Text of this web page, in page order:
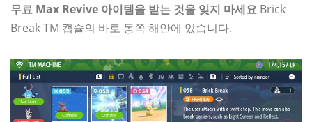
무료 Max Revive 아이템을 받는 것을 잊지 마세요 Brick
Break TM 캡슐의 바로 동쪽 해안에 있습니다.